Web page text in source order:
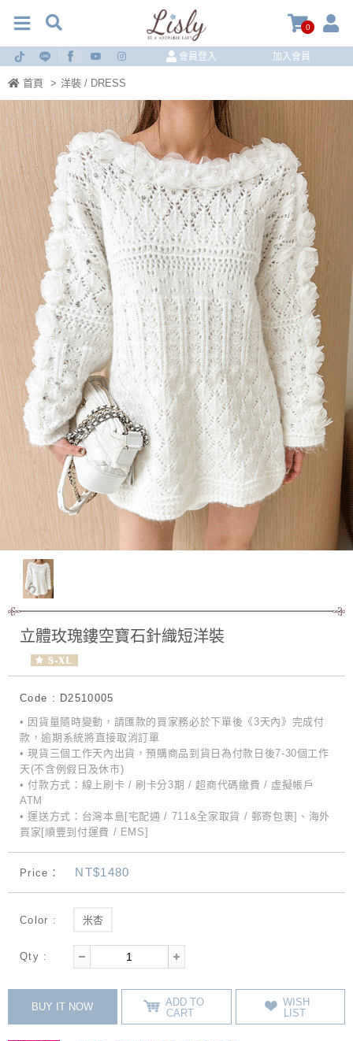
0
會員登入 加入會員
首頁 > 洋裝 / DRESS
立體玫瑰鏤空寶石針織短洋裝
Code : D2510005
• 因貨量隨時變動，請匯款的買家務必於下單後《3天內》完成付
款，逾期系統將直接取消訂單
• 現貨三個工作天內出貨，預購商品到貨日為付款日後7-30個工作
天(不含例假日及休市)
• 付款方式：線上刷卡 / 刷卡分3期 / 超商代碼繳費 / 虛擬帳戶
ATM
• 運送方式：台灣本島[宅配通 / 711&全家取貨 / 郵寄包裹]、海外
買家[順豐到付運費 / EMS]
Price： NT$1480
Color : 米杏
Qty :
BUY IT NOW
ADD TO
CART
WISH
LIST